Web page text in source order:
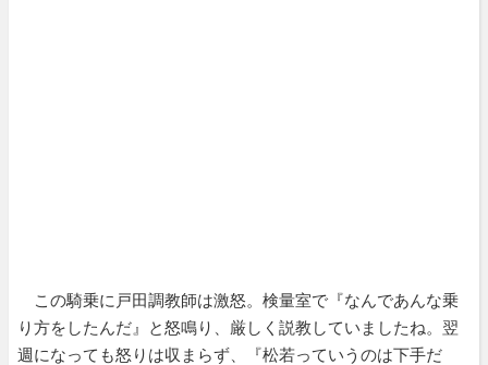
この騎乗に戸田調教師は激怒。検量室で『なんであんな乗
り方をしたんだ』と怒鳴り、厳しく説教していましたね。翌
週になっても怒りは収まらず、『松若っていうのは下手だ